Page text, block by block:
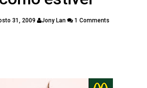
31, 2009 Jony Lan 1 Comments